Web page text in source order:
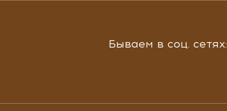
Бываем в соц. сетях: